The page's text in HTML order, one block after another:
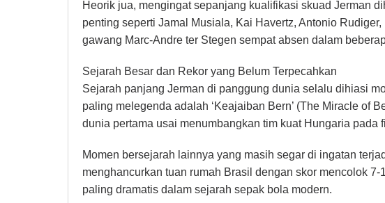
Heorik jua, mengingat sepanjang kualifikasi skuad Jerman
penting seperti Jamal Musiala, Kai Havertz, Antonio
gawang Marc-Andre ter Stegen sempat absen dalam
Sejarah Besar dan Rekor yang Belum Terpecahkan
Sejarah panjang Jerman di panggung dunia selalu dihiasi
paling melegenda adalah ‘Keajaiban Bern’ (The Miracle of
dunia pertama usai menumbangkan tim kuat Hungaria pada
Momen bersejarah lainnya yang masih segar di ingatan
menghancurkan tuan rumah Brasil dengan skor mencolok
paling dramatis dalam sejarah sepak bola modern.